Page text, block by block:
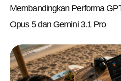
Membandingkan Performa
Opus 5 dan Gemini 3.1 Pro